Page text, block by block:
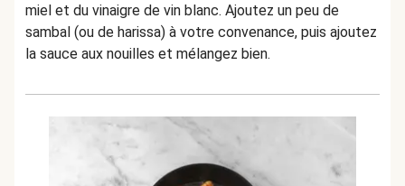
miel et du vinaigre de vin blanc. Ajoutez un peu de
sambal (ou de harissa) à votre convenance, puis ajoutez
la sauce aux nouilles et mélangez bien.